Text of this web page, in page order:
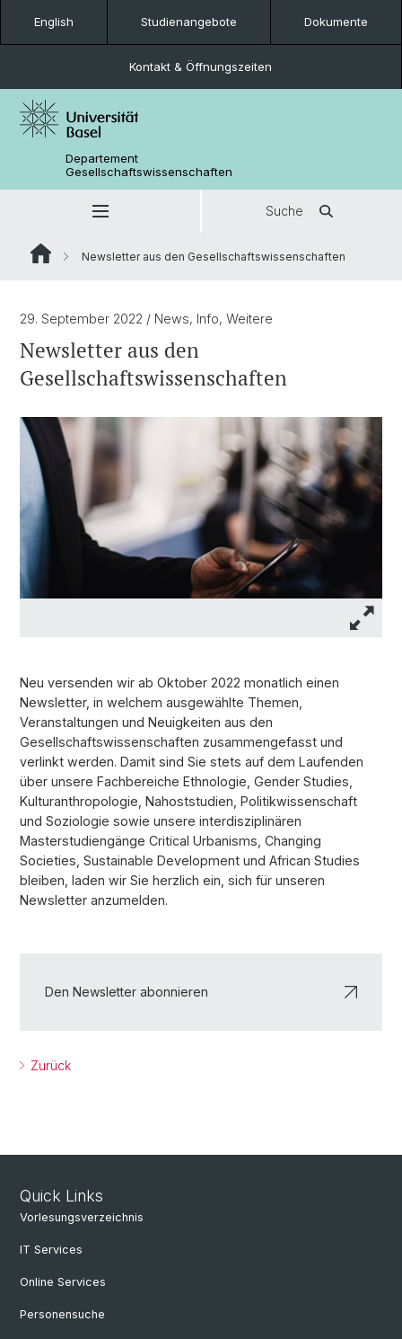
English Studienangebote Dokumente
Kontakt & Öffnungszeiten
Departement
Gesellschaftswissenschaften
Suche
Newsletter aus den Gesellschaftswissenschaften
29. September 2022 / News, Info, Weitere
Newsletter aus den
Gesellschaftswissenschaften
Neu versenden wir ab Oktober 2022 monatlich einen
Newsletter, in welchem ausgewählte Themen,
Veranstaltungen und Neuigkeiten aus den
Gesellschaftswissenschaften zusammengefasst und
verlinkt werden. Damit sind Sie stets auf dem Laufenden
über unsere Fachbereiche Ethnologie, Gender Studies,
Kulturanthropologie, Nahoststudien, Politikwissenschaft
und Soziologie sowie unsere interdisziplinären
Masterstudiengänge Critical Urbanisms, Changing
Societies, Sustainable Development und African Studies
bleiben, laden wir Sie herzlich ein, sich für unseren
Newsletter anzumelden.
Den Newsletter abonnieren
Zurück
Quick Links
Vorlesungsverzeichnis
IT Services
Online Services
Personensuche